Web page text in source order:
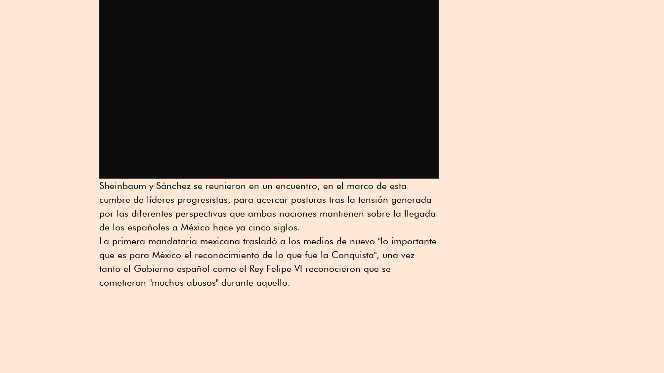
Sheinbaum y Sánchez se reunieron en un encuentro, en el marco de esta
cumbre de líderes progresistas, para acercar posturas tras la tensión generada
por las diferentes perspectivas que ambas naciones mantienen sobre la llegada
de los españoles a México hace ya cinco siglos.
La primera mandataria mexicana trasladó a los medios de nuevo "lo importante
que es para México el reconocimiento de lo que fue la Conquista", una vez
tanto el Gobierno español como el Rey Felipe VI reconocieron que se
cometieron "muchos abusos" durante aquello.